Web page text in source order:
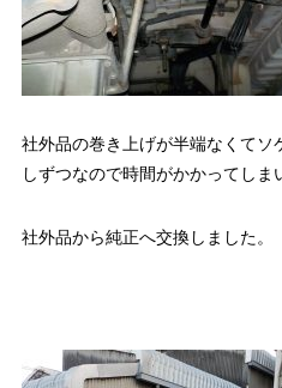
社外品の巻き上げが半端なくて
しずつなので時間がかかってしま
社外品から純正へ交換しました。